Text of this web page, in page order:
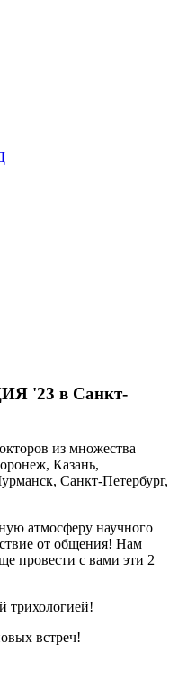
'23 в Санкт-
из множества
Казань,
Санкт-Петербург,
атмосферу научного
от общения! Нам
провести с вами эти 2
трихологией!
встреч!